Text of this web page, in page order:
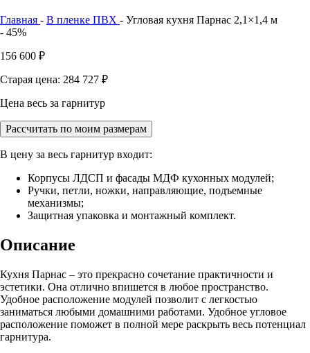
Главная - В пленке ПВХ - Угловая кухня Парнас 2,1×1,4 м
- 45%
156 600 ₽
Старая цена: 284 727 ₽
Цена весь за гарнитур
Рассчитать по моим размерам
В цену за весь гарнитур входит:
Корпусы ЛДСП и фасады МДФ кухонных модулей;
Ручки, петли, ножки, направляющие, подъемные
механизмы;
Защитная упаковка и монтажный комплект.
Описание
Кухня Парнас – это прекрасно сочетание практичности и
эстетики. Она отлично впишется в любое пространство.
Удобное расположение модулей позволит с легкостью
заниматься любыми домашними работами. Удобное угловое
расположение поможет в полной мере раскрыть весь потенциал
гарнитура.